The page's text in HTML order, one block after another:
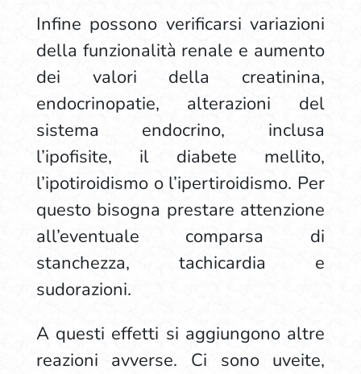
Infine possono verificarsi variazioni
della funzionalità renale e aumento
dei valori della creatinina,
endocrinopatie, alterazioni del
sistema endocrino, inclusa
l’ipofisite, il diabete mellito,
l’ipotiroidismo o l’ipertiroidismo. Per
questo bisogna prestare attenzione
all’eventuale comparsa di
stanchezza, tachicardia e
sudorazioni.
A questi effetti si aggiungono altre
reazioni avverse. Ci sono uveite,